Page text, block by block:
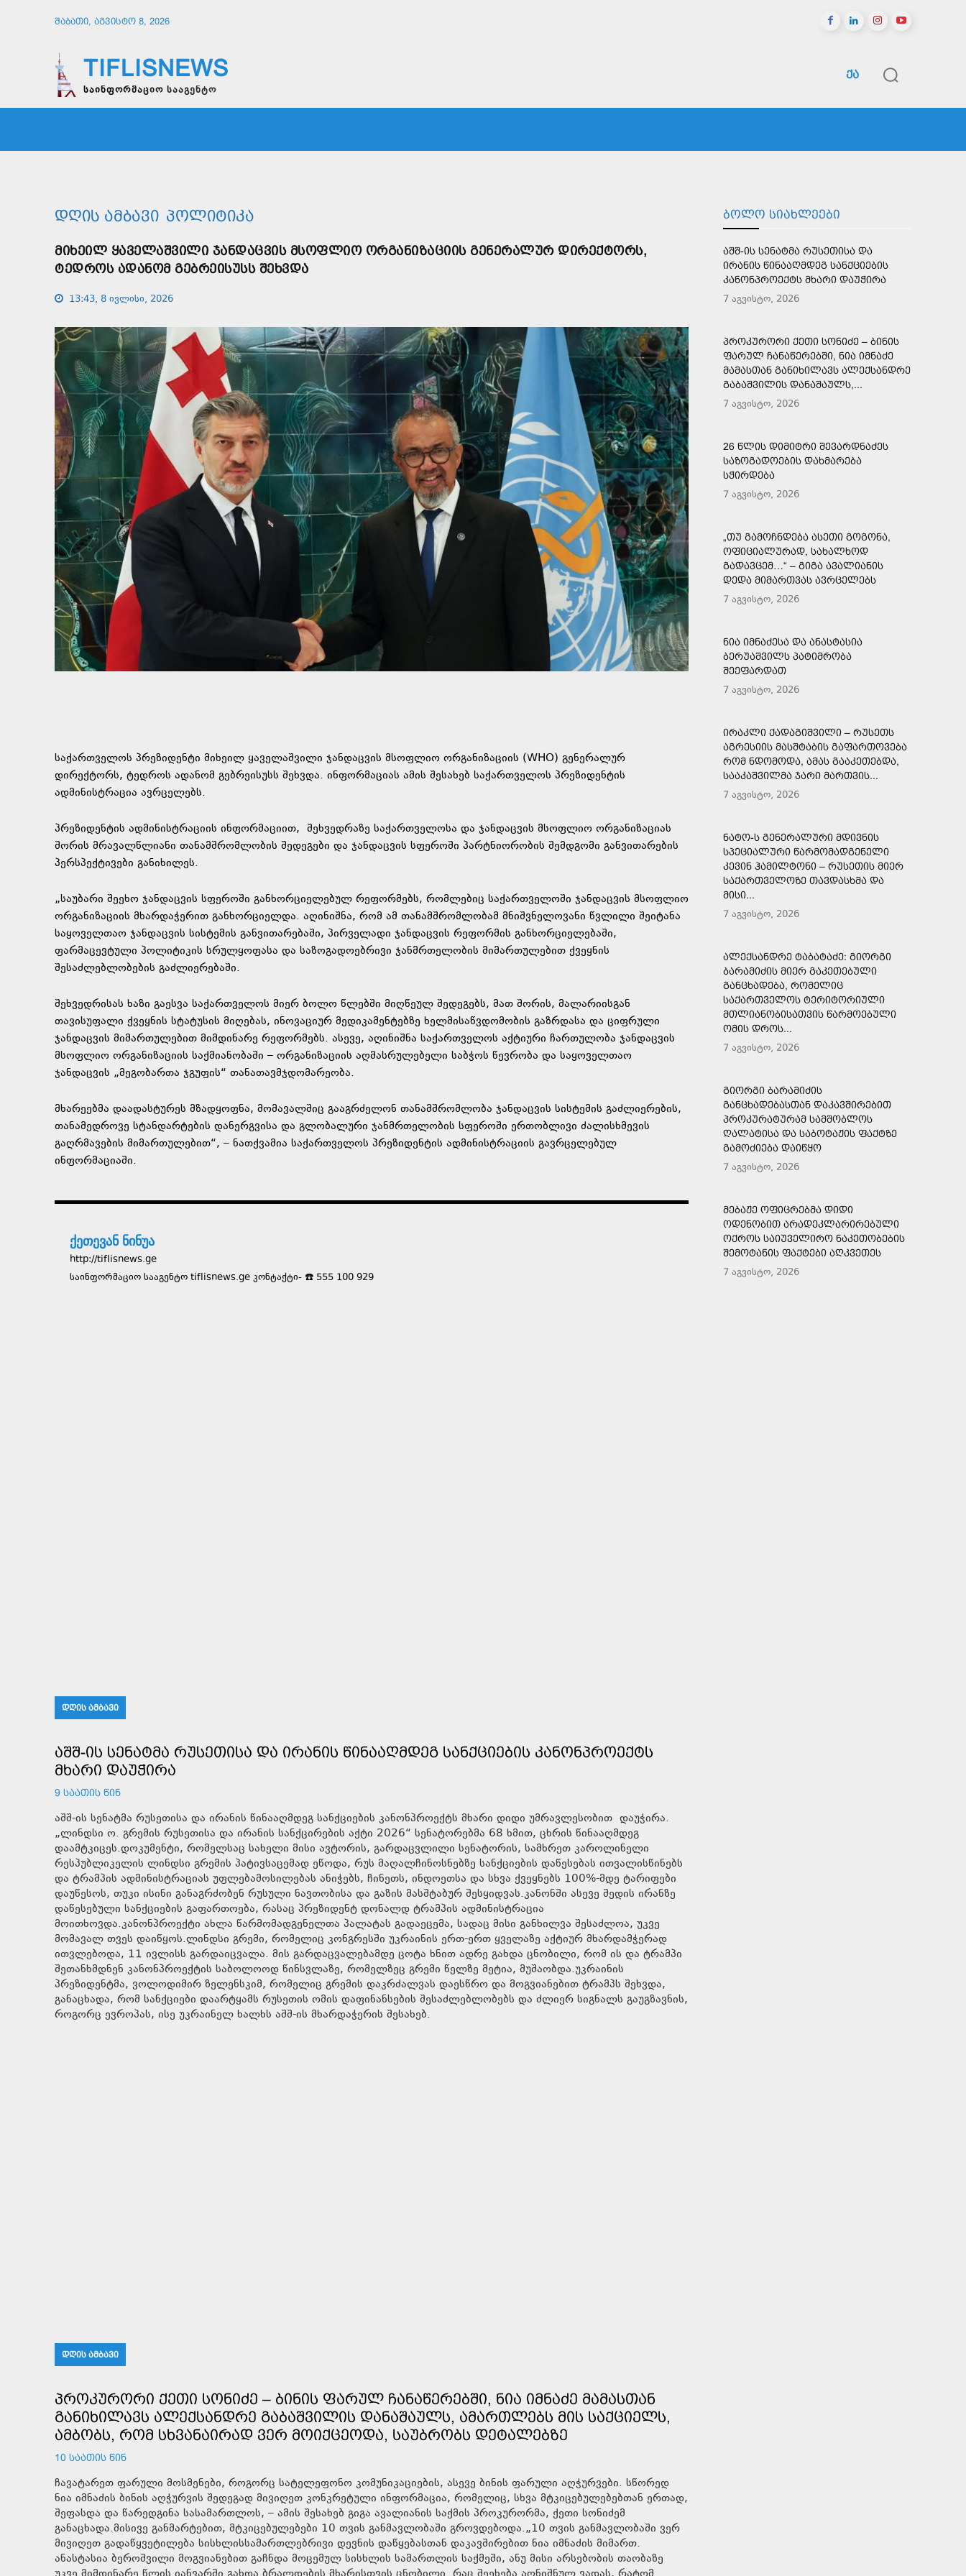
ᲨᲐᲑᲐᲗᲘ, ᲐᲒᲕᲘᲡᲢᲝ 8, 2026
TIFLISNEWS
საინფორმაციო სააგენტო
ᲥᲐ
ᲓᲦᲘᲡ ᲐᲛᲑᲐᲕᲘ ᲞᲝᲚᲘᲢᲘᲙᲐ
ᲛᲘᲮᲔᲘᲚ ᲧᲐᲕᲔᲚᲐᲨᲕᲘᲚᲘ ᲯᲐᲜᲓᲐᲪᲕᲘᲡ ᲛᲡᲝᲤᲚᲘᲝ ᲝᲠᲒᲐᲜᲘᲖᲐᲪᲘᲘᲡ ᲒᲔᲜᲔᲠᲐᲚᲣᲠ ᲓᲘᲠᲔᲥᲢᲝᲠᲡ,
ᲢᲔᲓᲠᲝᲡ ᲐᲓᲐᲜᲝᲛ ᲒᲔᲑᲠᲔᲘᲡᲣᲡᲡ ᲨᲔᲮᲕᲓᲐ
13:43, 8 ივლისი, 2026
საქართველოს პრეზიდენტი მიხეილ ყაველაშვილი ჯანდაცვის მსოფლიო ორგანიზაციის (WHO) გენერალურ
დირექტორს, ტედროს ადანომ გებრეისუსს შეხვდა. ინფორმაციას ამის შესახებ საქართველოს პრეზიდენტის
ადმინისტრაცია ავრცელებს.
პრეზიდენტის ადმინისტრაციის ინფორმაციით, შეხვედრაზე საქართველოსა და ჯანდაცვის მსოფლიო ორგანიზაციას
შორის მრავალწლიანი თანამშრომლობის შედეგები და ჯანდაცვის სფეროში პარტნიორობის შემდგომი განვითარების
პერსპექტივები განიხილეს.
„საუბარი შეეხო ჯანდაცვის სფეროში განხორციელებულ რეფორმებს, რომლებიც საქართველოში ჯანდაცვის მსოფლიო
ორგანიზაციის მხარდაჭერით განხორციელდა. აღინიშნა, რომ ამ თანამშრომლობამ მნიშვნელოვანი წვლილი შეიტანა
საყოველთაო ჯანდაცვის სისტემის განვითარებაში, პირველადი ჯანდაცვის რეფორმის განხორციელებაში,
ფარმაცევტული პოლიტიკის სრულყოფასა და საზოგადოებრივი ჯანმრთელობის მიმართულებით ქვეყნის
შესაძლებლობების გაძლიერებაში.
შეხვედრისას ხაზი გაესვა საქართველოს მიერ ბოლო წლებში მიღწეულ შედეგებს, მათ შორის, მალარიისგან
თავისუფალი ქვეყნის სტატუსის მიღებას, ინოვაციურ მედიკამენტებზე ხელმისაწვდომობის გაზრდასა და ციფრული
ჯანდაცვის მიმართულებით მიმდინარე რეფორმებს. ასევე, აღინიშნა საქართველოს აქტიური ჩართულობა ჯანდაცვის
მსოფლიო ორგანიზაციის საქმიანობაში – ორგანიზაციის აღმასრულებელი საბჭოს წევრობა და საყოველთაო
ჯანდაცვის „მეგობართა ჯგუფის“ თანათავმჯდომარეობა.
მხარეებმა დაადასტურეს მზადყოფნა, მომავალშიც გააგრძელონ თანამშრომლობა ჯანდაცვის სისტემის გაძლიერების,
თანამედროვე სტანდარტების დანერგვისა და გლობალური ჯანმრთელობის სფეროში ერთობლივი ძალისხმევის
გაღრმავების მიმართულებით“, – ნათქვამია საქართველოს პრეზიდენტის ადმინისტრაციის გავრცელებულ
ინფორმაციაში.
ქეთევან ნინუა
http://tiflisnews.ge
საინფორმაციო სააგენტო tiflisnews.ge კონტაქტი- ☎️ 555 100 929
ᲓᲦᲘᲡ ᲐᲛᲑᲐᲕᲘ
ᲐᲨᲨ-ᲘᲡ ᲡᲔᲜᲐᲢᲛᲐ ᲠᲣᲡᲔᲗᲘᲡᲐ ᲓᲐ ᲘᲠᲐᲜᲘᲡ ᲬᲘᲜᲐᲐᲦᲛᲓᲔᲒ ᲡᲐᲜᲥᲪᲘᲔᲑᲘᲡ ᲙᲐᲜᲝᲜᲞᲠᲝᲔᲥᲢᲡ
ᲛᲮᲐᲠᲘ ᲓᲐᲣᲭᲘᲠᲐ
9 ᲡᲐᲐᲗᲘᲡ ᲬᲘᲜ
აშშ-ის სენატმა რუსეთისა და ირანის წინააღმდეგ სანქციების კანონპროექტს მხარი დიდი უმრავლესობით დაუჭირა.
„ლინდსი ო. გრემის რუსეთისა და ირანის სანქცირების აქტი 2026“ სენატორებმა 68 ხმით, ცხრის წინააღმდეგ
დაამტკიცეს.დოკუმენტი, რომელსაც სახელი მისი ავტორის, გარდაცვლილი სენატორის, სამხრეთ კაროლინელი
რესპუბლიკელის ლინდსი გრემის პატივსაცემად ეწოდა, რუს მაღალჩინოსნებზე სანქციების დაწესებას ითვალისწინებს
და ტრამპის ადმინისტრაციას უფლებამოსილებას ანიჭებს, ჩინეთს, ინდოეთსა და სხვა ქვეყნებს 100%-მდე ტარიფები
დაუწესოს, თუკი ისინი განაგრძობენ რუსული ნავთობისა და გაზის მასშტაბურ შესყიდვას.კანონში ასევე შედის ირანზე
დაწესებული სანქციების გაფართოება, რასაც პრეზიდენტ დონალდ ტრამპის ადმინისტრაცია
მოითხოვდა.კანონპროექტი ახლა წარმომადგენელთა პალატას გადაეცემა, სადაც მისი განხილვა შესაძლოა, უკვე
მომავალ თვეს დაიწყოს.ლინდსი გრემი, რომელიც კონგრესში უკრაინის ერთ-ერთ ყველაზე აქტიურ მხარდამჭერად
ითვლებოდა, 11 ივლისს გარდაიცვალა. მის გარდაცვალებამდე ცოტა ხნით ადრე გახდა ცნობილი, რომ ის და ტრამპი
შეთანხმდნენ კანონპროექტის საბოლოოდ წინსვლაზე, რომელზეც გრემი წელზე მეტია, მუშაობდა.უკრაინის
პრეზიდენტმა, ვოლოდიმირ ზელენსკიმ, რომელიც გრემის დაკრძალვას დაესწრო და მოგვიანებით ტრამპს შეხვდა,
განაცხადა, რომ სანქციები დაარტყამს რუსეთის ომის დაფინანსების შესაძლებლობებს და ძლიერ სიგნალს გაუგზავნის,
როგორც ევროპას, ისე უკრაინელ ხალხს აშშ-ის მხარდაჭერის შესახებ.
ᲓᲦᲘᲡ ᲐᲛᲑᲐᲕᲘ
ᲞᲠᲝᲙᲣᲠᲝᲠᲘ ᲥᲔᲗᲘ ᲡᲝᲜᲘᲫᲔ – ᲑᲘᲜᲘᲡ ᲤᲐᲠᲣᲚ ᲩᲐᲜᲐᲬᲔᲠᲔᲑᲨᲘ, ᲜᲘᲐ ᲘᲛᲜᲐᲫᲔ ᲛᲐᲛᲐᲡᲗᲐᲜ
ᲒᲐᲜᲘᲮᲘᲚᲐᲕᲡ ᲐᲚᲔᲥᲡᲐᲜᲓᲠᲔ ᲒᲐᲑᲐᲨᲕᲘᲚᲘᲡ ᲓᲐᲜᲐᲨᲐᲣᲚᲡ, ᲐᲛᲐᲠᲗᲚᲔᲑᲡ ᲛᲘᲡ ᲡᲐᲥᲪᲘᲔᲚᲡ,
ᲐᲛᲑᲝᲑᲡ, ᲠᲝᲛ ᲡᲮᲕᲐᲜᲐᲘᲠᲐᲓ ᲕᲔᲠ ᲛᲝᲘᲥᲪᲔᲝᲓᲐ, ᲡᲐᲣᲑᲠᲝᲑᲡ ᲓᲔᲢᲐᲚᲔᲑᲖᲔ
10 ᲡᲐᲐᲗᲘᲡ ᲬᲘᲜ
ჩავატარეთ ფარული მოსმენები, როგორც სატელეფონო კომუნიკაციების, ასევე ბინის ფარული აღჭურვები. სწორედ
ნია იმნაძის ბინის აღჭურვის შედეგად მივიღეთ კონკრეტული ინფორმაცია, რომელიც, სხვა მტკიცებულებებთან ერთად,
შეფასდა და წარედგინა სასამართლოს, – ამის შესახებ გიგა ავალიანის საქმის პროკურორმა, ქეთი სონიძემ
განაცხადა.მისივე განმარტებით, მტკიცებულებები 10 თვის განმავლობაში გროვდებოდა.„10 თვის განმავლობაში ვერ
მივიღეთ გადაწყვეტილება სისხლისსამართლებრივი დევნის დაწყებასთან დაკავშირებით ნია იმნაძის მიმართ.
ანასტასია ბეროშვილი მოგვიანებით გაჩნდა მოცემულ სისხლის სამართლის საქმეში, ანუ მისი არსებობის თაობაზე
ᲑᲝᲚᲝ ᲡᲘᲐᲮᲚᲔᲔᲑᲘ
ᲐᲨᲨ-ᲘᲡ ᲡᲔᲜᲐᲢᲛᲐ ᲠᲣᲡᲔᲗᲘᲡᲐ ᲓᲐ
ᲘᲠᲐᲜᲘᲡ ᲬᲘᲜᲐᲐᲦᲛᲓᲔᲒ ᲡᲐᲜᲥᲪᲘᲔᲑᲘᲡ
ᲙᲐᲜᲝᲜᲞᲠᲝᲔᲥᲢᲡ ᲛᲮᲐᲠᲘ ᲓᲐᲣᲭᲘᲠᲐ
7 აგვისტო, 2026
ᲞᲠᲝᲙᲣᲠᲝᲠᲘ ᲥᲔᲗᲘ ᲡᲝᲜᲘᲫᲔ – ᲑᲘᲜᲘᲡ
ᲤᲐᲠᲣᲚ ᲩᲐᲜᲐᲬᲔᲠᲔᲑᲨᲘ, ᲜᲘᲐ ᲘᲛᲜᲐᲫᲔ
ᲛᲐᲛᲐᲡᲗᲐᲜ ᲒᲐᲜᲘᲮᲘᲚᲐᲕᲡ ᲐᲚᲔᲥᲡᲐᲜᲓᲠᲔ
ᲒᲐᲑᲐᲨᲕᲘᲚᲘᲡ ᲓᲐᲜᲐᲨᲐᲣᲚᲡ,...
7 აგვისტო, 2026
26 ᲬᲚᲘᲡ ᲓᲘᲛᲘᲢᲠᲘ ᲨᲔᲕᲐᲠᲓᲜᲐᲫᲔᲡ
ᲡᲐᲖᲝᲒᲐᲓᲝᲔᲑᲘᲡ ᲓᲐᲮᲛᲐᲠᲔᲑᲐ
ᲡᲭᲘᲠᲓᲔᲑᲐ
7 აგვისტო, 2026
„ᲗᲣ ᲒᲐᲛᲝᲩᲜᲓᲔᲑᲐ ᲐᲡᲔᲗᲘ ᲒᲝᲒᲝᲜᲐ,
ᲝᲤᲘᲪᲘᲐᲚᲣᲠᲐᲓ, ᲡᲐᲮᲐᲚᲮᲝᲓ
ᲒᲐᲓᲐᲕᲪᲔᲛ…“ – ᲒᲘᲒᲐ ᲐᲕᲐᲚᲘᲐᲜᲘᲡ
ᲓᲔᲓᲐ ᲛᲘᲛᲐᲠᲗᲕᲐᲡ ᲐᲕᲠᲪᲔᲚᲔᲑᲡ
7 აგვისტო, 2026
ᲜᲘᲐ ᲘᲛᲜᲐᲫᲔᲡᲐ ᲓᲐ ᲐᲜᲐᲡᲢᲐᲡᲘᲐ
ᲑᲔᲠᲣᲐᲨᲕᲘᲚᲡ ᲞᲐᲢᲘᲛᲠᲝᲑᲐ
ᲨᲔᲔᲤᲐᲠᲓᲐᲗ
7 აგვისტო, 2026
ᲘᲠᲐᲙᲚᲘ ᲥᲐᲓᲐᲒᲘᲨᲕᲘᲚᲘ – ᲠᲣᲡᲔᲗᲡ
ᲐᲒᲠᲔᲡᲘᲘᲡ ᲛᲐᲡᲨᲢᲐᲑᲘᲡ ᲒᲐᲤᲐᲠᲗᲝᲕᲔᲑᲐ
ᲠᲝᲛ ᲜᲓᲝᲛᲝᲓᲐ, ᲐᲛᲐᲡ ᲒᲐᲐᲙᲔᲗᲔᲑᲓᲐ,
ᲡᲐᲐᲙᲐᲨᲕᲘᲚᲛᲐ ᲯᲐᲠᲘ ᲛᲐᲠᲗᲕᲘᲡ...
7 აგვისტო, 2026
ᲜᲐᲢᲝ-Ს ᲒᲔᲜᲔᲠᲐᲚᲣᲠᲘ ᲛᲓᲘᲕᲜᲘᲡ
ᲡᲞᲔᲪᲘᲐᲚᲣᲠᲘ ᲬᲐᲠᲛᲝᲛᲐᲓᲒᲔᲜᲔᲚᲘ
ᲙᲔᲕᲘᲜ ᲰᲐᲛᲘᲚᲢᲝᲜᲘ – ᲠᲣᲡᲔᲗᲘᲡ ᲛᲘᲔᲠ
ᲡᲐᲥᲐᲠᲗᲕᲔᲚᲝᲖᲔ ᲗᲐᲕᲓᲐᲡᲮᲛᲐ ᲓᲐ
ᲛᲘᲡᲘ...
7 აგვისტო, 2026
ᲐᲚᲔᲥᲡᲐᲜᲓᲠᲔ ᲢᲐᲑᲐᲢᲐᲫᲔ: ᲒᲘᲝᲠᲒᲘ
ᲑᲐᲠᲐᲛᲘᲫᲘᲡ ᲛᲘᲔᲠ ᲒᲐᲙᲔᲗᲔᲑᲣᲚᲘ
ᲒᲐᲜᲪᲮᲐᲓᲔᲑᲐ, ᲠᲝᲛᲔᲚᲘᲪ
ᲡᲐᲥᲐᲠᲗᲕᲔᲚᲝᲡ ᲢᲔᲠᲘᲢᲝᲠᲘᲣᲚᲘ
ᲛᲗᲚᲘᲐᲜᲝᲑᲘᲡᲐᲗᲕᲘᲡ ᲬᲐᲠᲛᲝᲔᲑᲣᲚᲘ
ᲝᲛᲘᲡ ᲓᲠᲝᲡ...
7 აგვისტო, 2026
ᲒᲘᲝᲠᲒᲘ ᲑᲐᲠᲐᲛᲘᲫᲘᲡ
ᲒᲐᲜᲪᲮᲐᲓᲔᲑᲐᲡᲗᲐᲜ ᲓᲐᲙᲐᲕᲨᲘᲠᲔᲑᲘᲗ
ᲞᲠᲝᲙᲣᲠᲐᲢᲣᲠᲐᲛ ᲡᲐᲛᲨᲝᲑᲚᲝᲡ
ᲦᲐᲚᲐᲢᲘᲡᲐ ᲓᲐ ᲡᲐᲑᲝᲢᲐᲟᲘᲡ ᲤᲐᲥᲢᲖᲔ
ᲒᲐᲛᲝᲫᲘᲔᲑᲐ ᲓᲐᲘᲬᲧᲝ
7 აგვისტო, 2026
ᲛᲔᲑᲐᲟᲔ ᲝᲤᲘᲪᲠᲔᲑᲛᲐ ᲓᲘᲓᲘ
ᲝᲓᲔᲜᲝᲑᲘᲗ ᲐᲠᲐᲓᲔᲙᲚᲐᲠᲘᲠᲔᲑᲣᲚᲘ
ᲝᲥᲠᲝᲡ ᲡᲐᲘᲣᲕᲔᲚᲘᲠᲝ ᲜᲐᲙᲔᲗᲝᲑᲔᲑᲘᲡ
ᲨᲔᲛᲝᲢᲐᲜᲘᲡ ᲤᲐᲥᲢᲔᲑᲘ ᲐᲦᲙᲕᲔᲗᲔᲡ
7 აგვისტო, 2026